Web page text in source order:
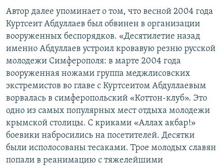
Автор далее упоминает о том, что весной 2004 года
Куртсеит Абдуллаев был обвинен в организации
вооруженных беспорядков. «Десятилетие назад
именно Абдуллаев устроил кровавую резню русской
молодежи Симферополя: в марте 2004 года
вооруженная ножами группа меджлисовских
экстремистов во главе с Куртсеитом Абдуллаевым
ворвалась в симферопольский «Коттон-клуб». Это
одно из самых популярных мест отдыха молодежи
крымской столицы. С криками «Аллах акбар!»
боевики набросились на посетителей. Десятки
были исполосованы тесаками. Трое молодых славян
попали в реанимацию с тяжелейшими